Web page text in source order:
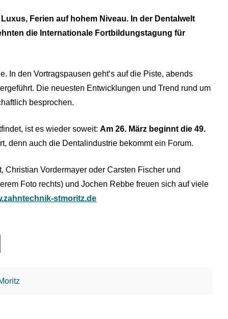
Ferien auf hohem Niveau. In der Dentalwelt
die Internationale Fortbildungstagung für
In den Vortragspausen geht‘s auf die Piste, abends
Die neuesten Entwicklungen und Trend rund um
besprochen.
ist es wieder soweit:Am 26. März beginnt die 49.
denn auch die Dentalindustrie bekommt ein Forum.
Vordermayer oder Carsten Fischer und
Foto rechts) und Jochen Rebbe freuen sich auf viele
stmoritz.de